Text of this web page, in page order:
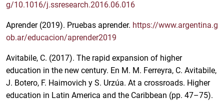
g/10.1016/j.ssresearch.2016.06.016
Aprender (2019). Pruebas aprender. https://www.argentina.g
ob.ar/educacion/aprender2019
Avitabile, C. (2017). The rapid expansion of higher
education in the new century. En M. M. Ferreyra, C. Avitabile,
J. Botero, F. Haimovich y S. Urzúa. At a crossroads. Higher
education in Latin America and the Caribbean (pp. 47–75).